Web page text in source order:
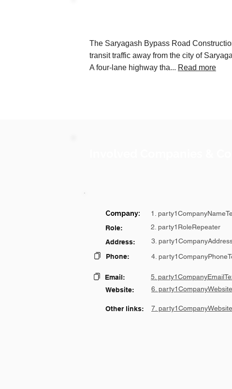
The Saryagash Bypass Road
transit traffic away from the city of
A four-lane highway tha... Read more
Company:
1.
Role:
2. party1RoleRepeater
Address:
3.
Phone:
4.
Email: 5.
Other links: 7.
Website: 6.